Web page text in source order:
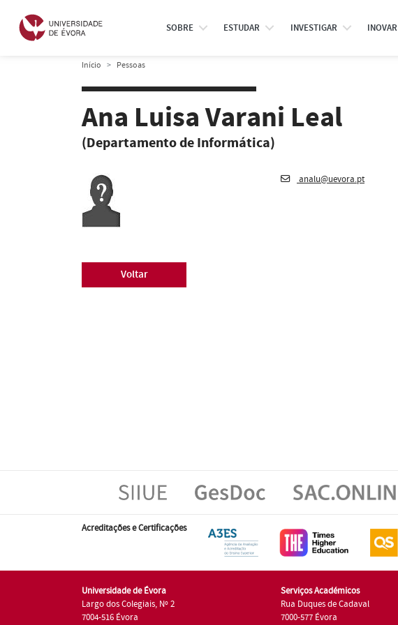
SOBRE ESTUDAR INVESTIGAR INOVAR
Início Pessoas
Ana Luisa Varani Leal
(Departamento de Informática)
analu@uevora.pt
Voltar
Acreditações e Certificações
Universidade de Évora
Largo dos Colegiais, Nº 2
7004-516 Évora
Serviços Académicos
Rua Duques de Cadaval
7000-577 Évora